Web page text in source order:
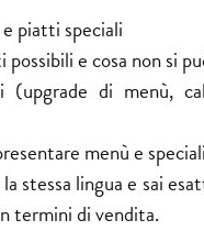
piatti speciali
possibili e cosa non si
(upgrade di menù,
menù e
stessa lingua e sai
termini di vendita.